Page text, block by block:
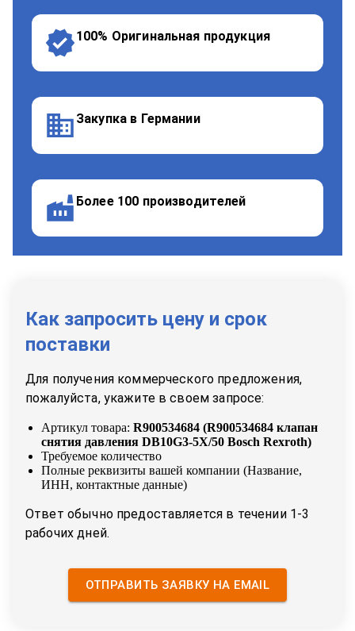
100% Оригинальная продукция
Закупка в Германии
Более 100 производителей
Как запросить цену и срок
поставки
Для получения коммерческого предложения,
пожалуйста, укажите в своем запросе:
Артикул товара: R900534684 (R900534684 клапан
снятия давления DB10G3-5X/50 Bosch Rexroth)
Требуемое количество
Полные реквизиты вашей компании (Название,
ИНН, контактные данные)
Ответ обычно предоставляется в течении 1-3
рабочих дней.
ОТПРАВИТЬ ЗАЯВКУ НА EMAIL